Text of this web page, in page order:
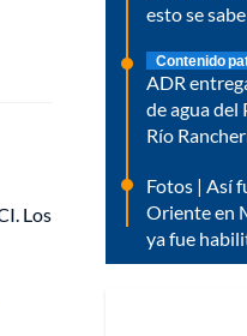
Los
esto se sabe
Contenido
ADR
de agua
Río
Fotos | Así
Oriente en
ya fue